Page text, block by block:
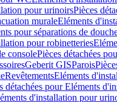
pour urinoirsPièces
muraleEléments
pour séparations de
pour robinetteries
consolePièces détachées
Geberit GISParois
RevêtementsEléments
détachées pour Eléments
d'installation pour